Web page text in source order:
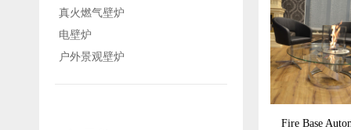
真火燃气壁炉
电壁炉
户外景观壁炉
Fire Base